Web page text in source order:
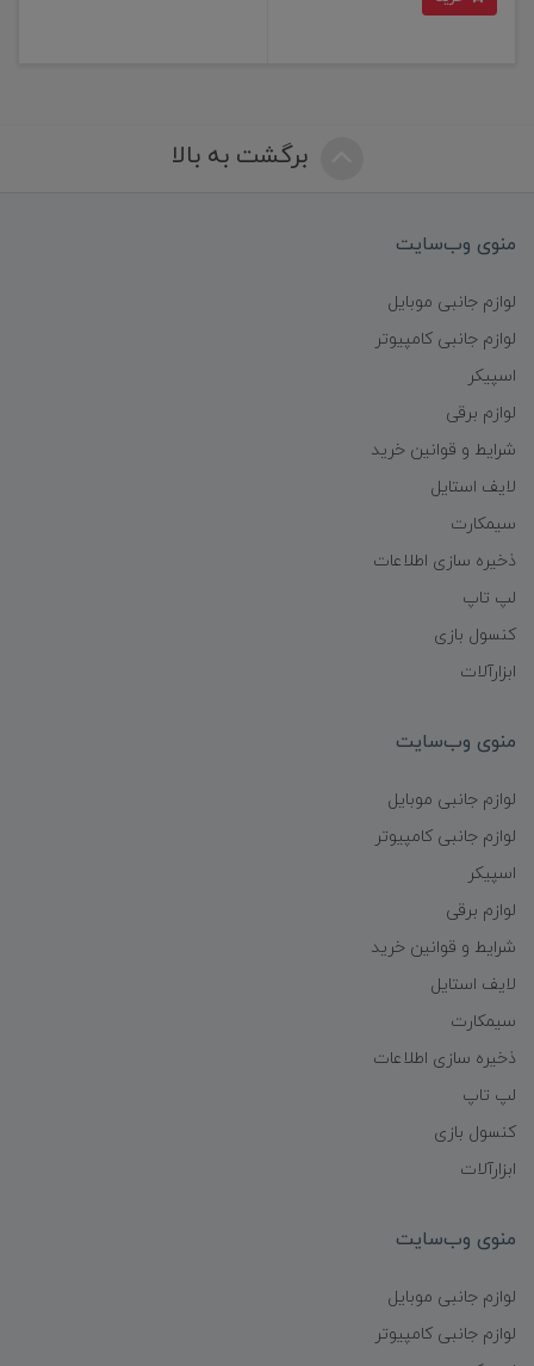
برگشت به بالا
منوی وب‌سایت
لوازم جانبی موبایل
لوازم جانبی کامپیوتر
اسپیکر
لوازم برقی
شرایط و قوانین خرید
لایف استایل
سیمکارت
ذخیره سازی اطلاعات
لپ تاپ
کنسول بازی
ابزارآلات
منوی وب‌سایت
لوازم جانبی موبایل
لوازم جانبی کامپیوتر
اسپیکر
لوازم برقی
شرایط و قوانین خرید
لایف استایل
سیمکارت
ذخیره سازی اطلاعات
لپ تاپ
کنسول بازی
ابزارآلات
منوی وب‌سایت
لوازم جانبی موبایل
لوازم جانبی کامپیوتر